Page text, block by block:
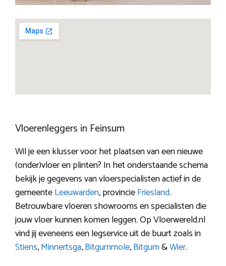
Vloerenleggers in Feinsum
Wil je een klusser voor het plaatsen van een nieuwe
(onder)vloer en plinten? In het onderstaande schema
bekijk je gegevens van vloerspecialisten actief in de
gemeenteLeeuwarden, provincieFriesland.
Betrouwbare vloeren showrooms en specialisten die
jouw vloer kunnen komen leggen. Op Vloerwereld.nl
vind jij eveneens een legservice uit de buurt zoals in
Stiens,Minnertsga,Bitgummole,Bitgum&Wier.